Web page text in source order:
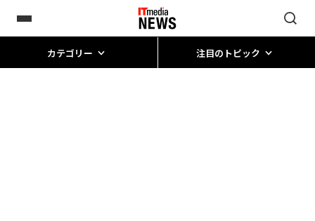
カテゴリー 注目のトピック